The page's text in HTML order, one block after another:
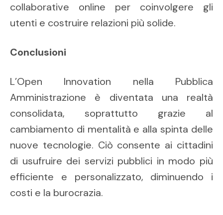
collaborative online per coinvolgere gli
utenti e costruire relazioni più solide.
Conclusioni
L’Open Innovation nella Pubblica
Amministrazione è diventata una realtà
consolidata, soprattutto grazie al
cambiamento di mentalità e alla spinta delle
nuove tecnologie. Ciò consente ai cittadini
di usufruire dei servizi pubblici in modo più
efficiente e personalizzato, diminuendo i
costi e la burocrazia.